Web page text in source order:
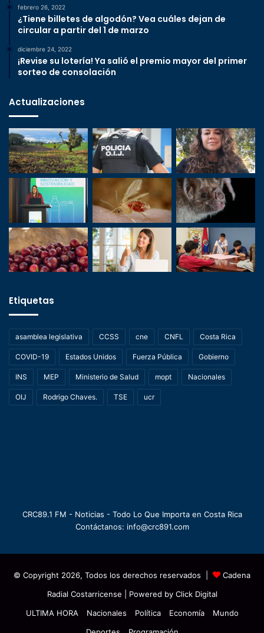
febrero 26, 2022
¿Tiene billetes de algodón? Vea cuáles dejan de
circular a partir del 1 de marzo
diciembre 24, 2022
¡Revise su lotería! Ya salió el premio mayor del primer
sorteo de consolación
Actualizaciones
Etiquetas
asamblea legislativa CCSS cne CNFL Costa Rica
COVID-19 Estados Unidos Fuerza Pública Gobierno
INS MEP Ministerio de Salud mopt Nacionales
OIJ Rodrigo Chaves. TSE ucr
CRC89.1 FM - Noticias - Todo Lo Que Importa en Costa Rica
Contáctanos: info@crc891.com
© Copyright 2026, Todos los derechos reservados |
Cadena
Radial Costarricense | Powered by Click Digital
ULTIMA HORA
Nacionales Política Economía
Mundo